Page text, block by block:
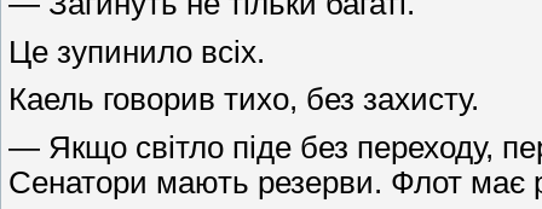
Це зупинило всіх.
Каель говорив тихо, без захисту.
— Якщо світло піде без переходу,
Сенатори мають резерви. Флот має